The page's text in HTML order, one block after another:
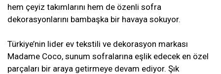
hem çeyiz takımlarını hem de özenli sofra
dekorasyonlarını bambaşka bir havaya sokuyor.
Türkiye’nin lider ev tekstili ve dekorasyon markası
Madame Coco, sunum sofralarına eşlik edecek en özel
parçaları bir araya getirmeye devam ediyor. Şık